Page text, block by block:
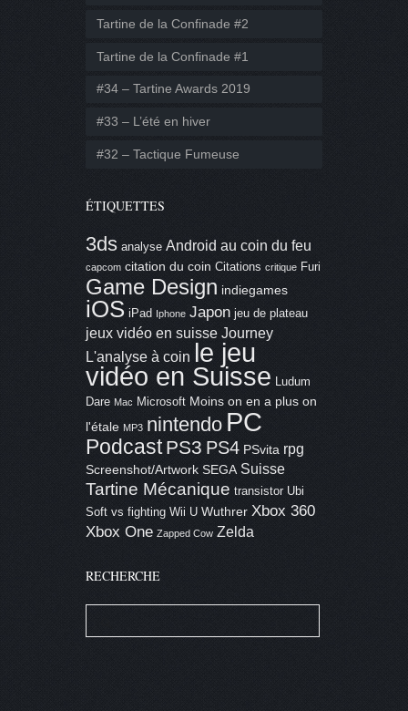
Tartine de la Confinade #2
Tartine de la Confinade #1
#34 – Tartine Awards 2019
#33 – L’été en hiver
#32 – Tactique Fumeuse
ÉTIQUETTES
3ds analyse Android au coin du feu
capcom citation du coin Citations critique Furi
Game Design indiegames
iOS iPad Iphone Japon jeu de plateau
jeux vidéo en suisse Journey
L'analyse à coin le jeu
vidéo en Suisse Ludum
Dare Mac Microsoft Moins on en a plus on
l'étale MP3 nintendo PC
Podcast PS3 PS4 PSvita rpg
Screenshot/Artwork SEGA Suisse
Tartine Mécanique transistor Ubi
Soft vs fighting Wii U Wuthrer Xbox 360
Xbox One Zapped Cow Zelda
RECHERCHE